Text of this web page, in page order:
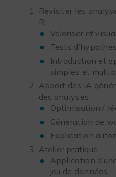
Revisiter les
R
Valoriser et
Tests
Introduction et
simples et
Apport des IA
des analyses
Optimisation /
Génération de
Explication
Atelier pratique
Application
jeu de données.